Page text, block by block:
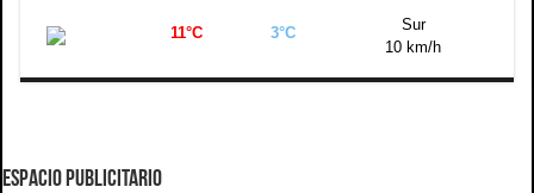
11°C 3°C
Sur
10 km/h
ESPACIO PUBLICITARIO